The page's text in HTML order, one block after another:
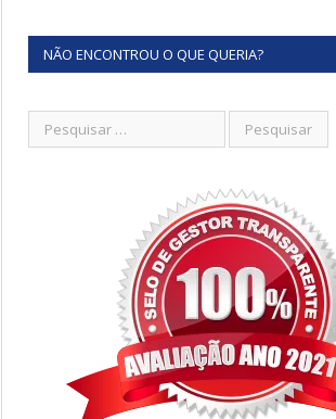
NÃO ENCONTROU O QUE QUERIA?